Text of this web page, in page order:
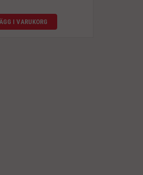
I VARUKORG